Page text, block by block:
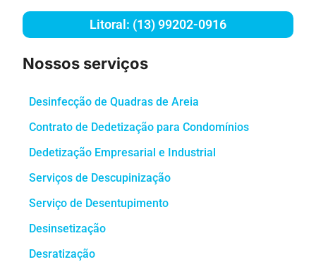
Litoral: (13) 99202-0916
Nossos serviços
Desinfecção de Quadras de Areia
Contrato de Dedetização para Condomínios
Dedetização Empresarial e Industrial
Serviços de Descupinização
Serviço de Desentupimento
Desinsetização
Desratização